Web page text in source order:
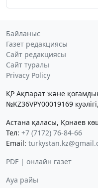
Байланыс
Газет редакциясы
Сайт редакциясы
Сайт туралы
Privacy Policy
ҚР Ақпарат және
№KZ36VPY00019169
Астана қаласы, Қонаев
Тел: +7 (7172) 76-84-66
Email:
PDF | онлайн газет
Ауа райы